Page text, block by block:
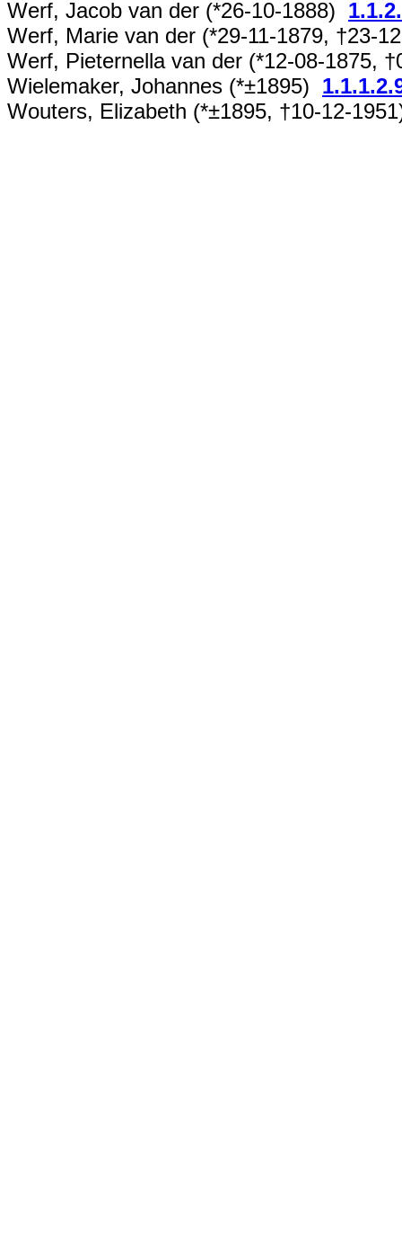
Werf, Jacob van der (*26-10-1888)
Werf, Marie van der (*29-11-1879, †23-
Werf, Pieternella van der (*12-08-1875,
Wielemaker, Johannes (*±1895)
Wouters, Elizabeth (*±1895, †10-12-